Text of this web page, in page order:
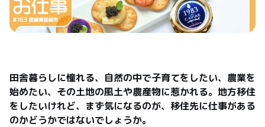
田舎暮らしに憧れる、自然の中で子育てをしたい、農業を
始めたい、その土地の風土や農産物に惹かれる。地方移住
をしたいけれど、まず気になるのが、移住先に仕事がある
のかどうかではないでしょうか。